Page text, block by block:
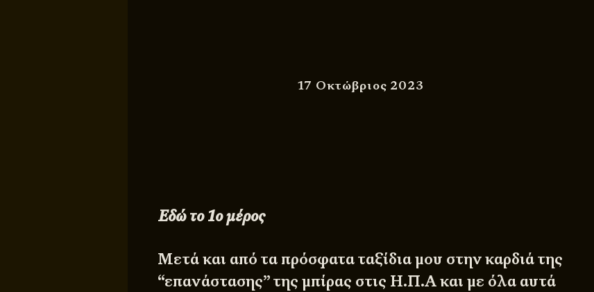
17 Οκτώβριος 2023
Εδώ το 1ο μέρος
Μετά και από τα πρόσφατα ταξίδια μου στην καρδιά της
“επανάστασης” της μπίρας στις Η.Π.Α και με όλα αυτά